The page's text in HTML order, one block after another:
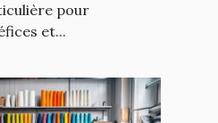
pour
et...